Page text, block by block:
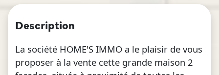
Description
La société HOME'S IMMO a le plaisir de vous
proposer à la vente cette grande maison 2